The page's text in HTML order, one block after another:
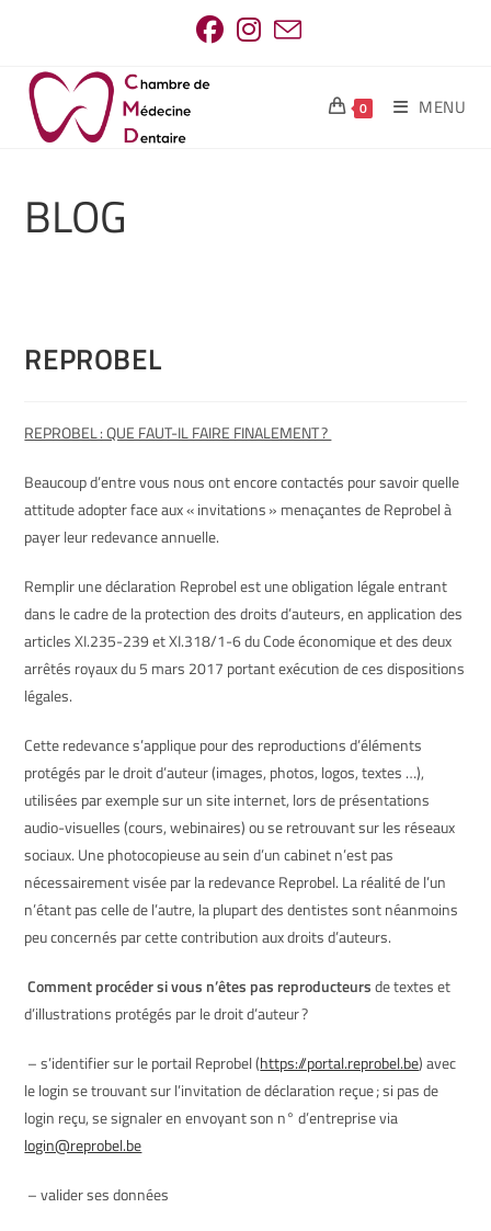
0 MENU
BLOG
REPROBEL
REPROBEL : QUE FAUT-IL FAIRE FINALEMENT ?
Beaucoup d’entre vous nous ont encore contactés pour savoir quelle
attitude adopter face aux « invitations » menaçantes de Reprobel à
payer leur redevance annuelle.
Remplir une déclaration Reprobel est une obligation légale entrant
dans le cadre de la protection des droits d’auteurs, en application des
articles XI.235-239 et XI.318/1-6 du Code économique et des deux
arrêtés royaux du 5 mars 2017 portant exécution de ces dispositions
légales.
Cette redevance s’applique pour des reproductions d’éléments
protégés par le droit d’auteur (images, photos, logos, textes …),
utilisées par exemple sur un site internet, lors de présentations
audio-visuelles (cours, webinaires) ou se retrouvant sur les réseaux
sociaux. Une photocopieuse au sein d’un cabinet n’est pas
nécessairement visée par la redevance Reprobel. La réalité de l’un
n’étant pas celle de l’autre, la plupart des dentistes sont néanmoins
peu concernés par cette contribution aux droits d’auteurs.
Comment procéder si vous n’êtes pas reproducteursde textes et
d’illustrations protégés par le droit d’auteur ?
– s’identifier sur le portail Reprobel (https://portal.reprobel.be) avec
le login se trouvant surl’invitation de déclaration reçue ; si pas de
login reçu, se signaler en envoyant son n°d’entreprise via
login@reprobel.be
– valider ses données